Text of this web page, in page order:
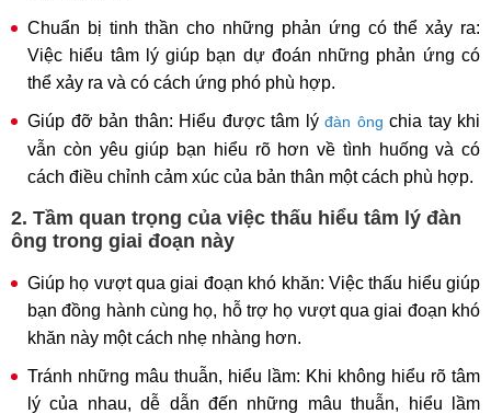
Chuẩn bị tinh thần cho những phản ứng có thể xảy ra:
Việc hiểu tâm lý giúp bạn dự đoán những phản ứng có
thể xảy ra và có cách ứng phó phù hợp.
Giúp đỡ bản thân: Hiểu được tâm lý đàn ông chia tay khi
vẫn còn yêu giúp bạn hiểu rõ hơn về tình huống và có
cách điều chỉnh cảm xúc của bản thân một cách phù hợp.
2. Tầm quan trọng của việc thấu hiểu tâm lý đàn
ông trong giai đoạn này
Giúp họ vượt qua giai đoạn khó khăn: Việc thấu hiểu giúp
bạn đồng hành cùng họ, hỗ trợ họ vượt qua giai đoạn khó
khăn này một cách nhẹ nhàng hơn.
Tránh những mâu thuẫn, hiểu lầm: Khi không hiểu rõ tâm
lý của nhau, dễ dẫn đến những mâu thuẫn, hiểu lầm